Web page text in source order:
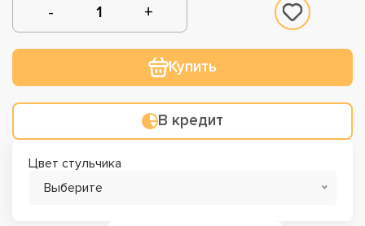
Купить
В кредит
Цвет стульчика
Выберите